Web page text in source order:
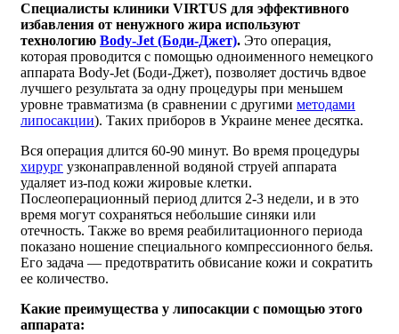
Специалисты клиники VIRTUS для эффективного
избавления от ненужного жира используют
технологию Body-Jet (Боди-Джет). Это операция,
которая проводится с помощью одноименного немецкого
аппарата Body-Jet (Боди-Джет), позволяет достичь вдвое
лучшего результата за одну процедуры при меньшем
уровне травматизма (в сравнении с другими методами
липосакции). Таких приборов в Украине менее десятка.
Вся операция длится 60-90 минут. Во время процедуры
хирург узконаправленной водяной струей аппарата
удаляет из-под кожи жировые клетки.
Послеоперационный период длится 2-3 недели, и в это
время могут сохраняться небольшие синяки или
отечность. Также во время реабилитационного периода
показано ношение специального компрессионного белья.
Его задача — предотвратить обвисание кожи и сократить
ее количество.
Какие преимущества у липосакции с помощью этого
аппарата: